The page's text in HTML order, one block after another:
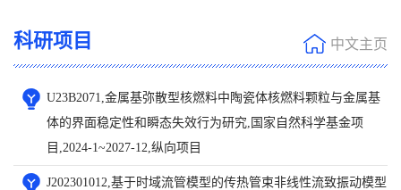
科研项目 中文主页
U23B2071,金属基弥散型核燃料中陶瓷体核燃料颗粒与金属基
体的界面稳定性和瞬态失效行为研究,国家自然科学基金项
目,2024-1~2027-12,纵向项目
J202301012,基于时域流管模型的传热管束非线性流致振动模型